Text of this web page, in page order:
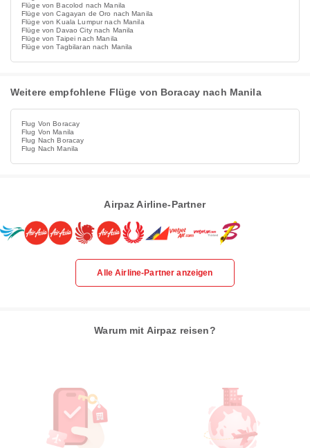
Flüge von Bacolod nach Manila
Flüge von Cagayan de Oro nach Manila
Flüge von Kuala Lumpur nach Manila
Flüge von Davao City nach Manila
Flüge von Taipei nach Manila
Flüge von Tagbilaran nach Manila
Weitere empfohlene Flüge von Boracay nach Manila
Flug Von Boracay
Flug Von Manila
Flug Nach Boracay
Flug Nach Manila
Airpaz Airline-Partner
Alle Airline-Partner anzeigen
Warum mit Airpaz reisen?